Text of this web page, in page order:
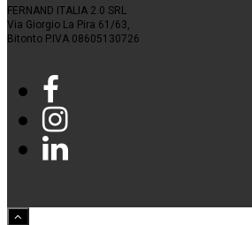
FERNAND ITALIA 2.0 SRL
Via Giorgio La Pira 61/63,
Bitonto P.IVA 08605130726